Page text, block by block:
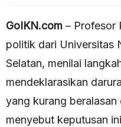
GoIKN.com – Profesor
politik dari Universitas
Selatan, menilai
mendeklarasikan
yang kurang
menyebut keputusan